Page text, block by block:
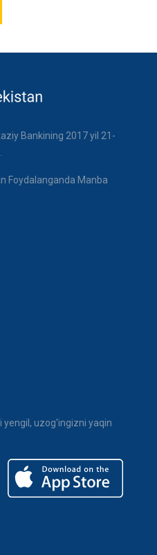
Bankining 2017 yil 21-
Foydalanganda Manba
yengil, uzog'ingizni yaqin